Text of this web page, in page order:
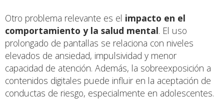
Otro problema relevante es el impacto en el
comportamiento y la salud mental. El uso
prolongado de pantallas se relaciona con niveles
elevados de ansiedad, impulsividad y menor
capacidad de atención. Además, la sobreexposición a
contenidos digitales puede influir en la aceptación de
conductas de riesgo, especialmente en adolescentes.